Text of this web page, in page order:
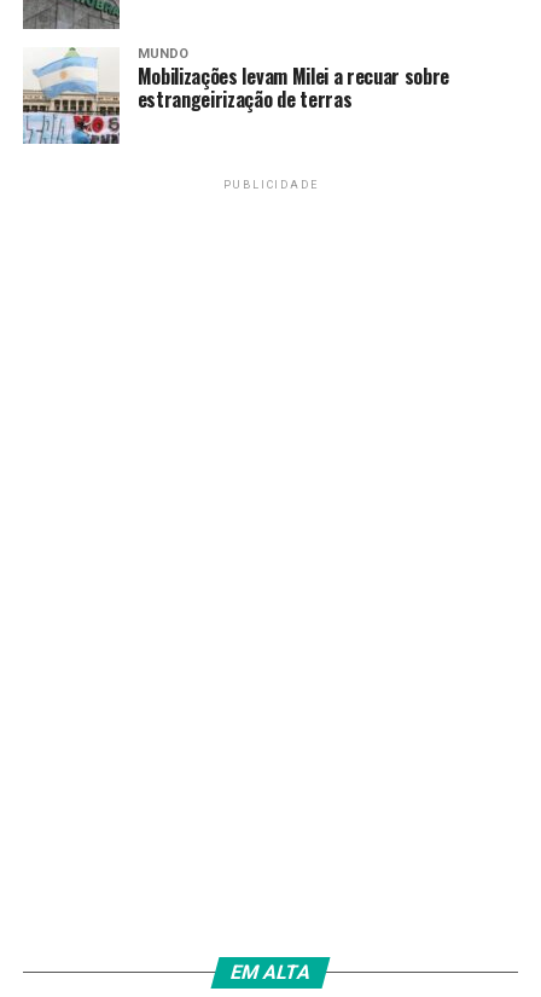
MUNDO
Mobilizações levam Milei a recuar sobre
estrangeirização de terras
PUBLICIDADE
EM ALTA